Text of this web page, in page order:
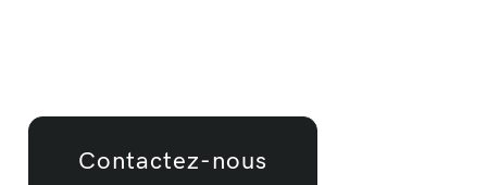
Contactez-nous